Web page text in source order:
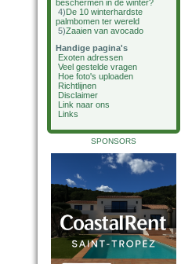
beschermen in de winter?
4)De 10 winterhardste
palmbomen ter wereld
5)Zaaien van avocado
Handige pagina's
Exoten adressen
Veel gestelde vragen
Hoe foto's uploaden
Richtlijnen
Disclaimer
Link naar ons
Links
SPONSORS